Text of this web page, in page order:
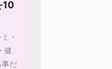
10
・
健
事だ